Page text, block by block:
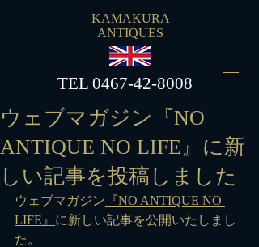
KAMAKURA
ANTIQUES
​TEL 0467-42-8008
ウェブマガジン『NO
ANTIQUE NO LIFE』に新
しい記事を投稿しました
ウェブマガジン 『NO ANTIQUE NO
LIFE』 に新しい記事を公開いたしまし
た。